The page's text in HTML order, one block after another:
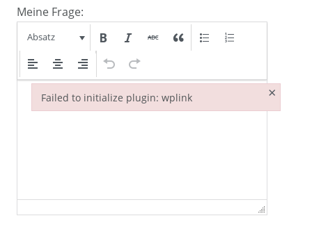
Meine Frage:
Absatz
Failed to initialize plugin: wplink ×
Failed to initialize plugin: wplink